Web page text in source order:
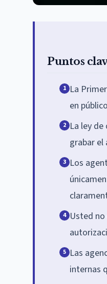
Puntos
1 La
en
2 La ley
grabar el
3 Los
4 Usted
5 Las
internas